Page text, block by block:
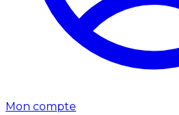
Mon compte